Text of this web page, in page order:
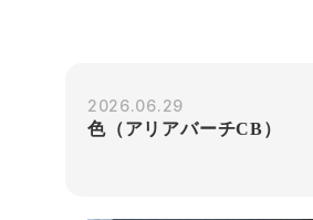
2026.06.29
色（アリアバーチCB）